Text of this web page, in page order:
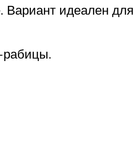
Вариант идеален для
рабицы.